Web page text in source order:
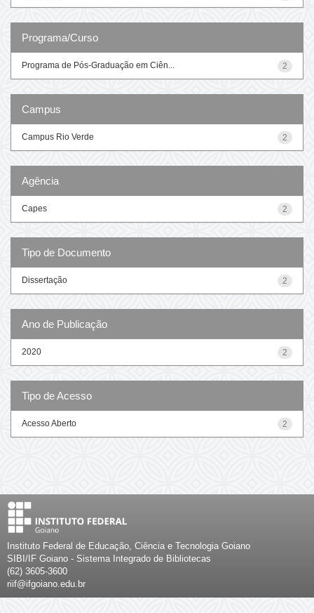
Programa/Curso
2
Programa de Pós-Graduação em Ciên...
Campus
2
Campus Rio Verde
Agência
2
Capes
Tipo de Documento
2
Dissertação
Ano de Publicação
2
2020
Tipo de Acesso
2
Acesso Aberto
Instituto Federal de Educação, Ciência e Tecnologia Goiano
SIBI/IF Goiano - Sistema Integrado de Bibliotecas
(62) 3605-3600
riif@ifgoiano.edu.br